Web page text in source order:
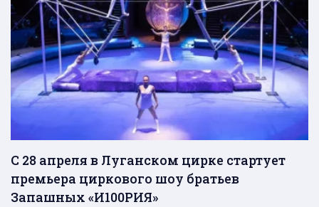
C 28 апреля в Луганском цирке стартует
премьера циркового шоу братьев
Запашных «И100РИЯ»